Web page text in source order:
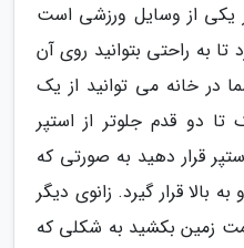
یکی از وسایل ورزشی است
تا به راحتی بتوانید روی آن
در خانه می توانید از یک
تا دو قدم جلوتر از استپر
قرار دهید به صورتی که
قرار گیرد. زانوی دیگر
زمین بکشید به شکلی که